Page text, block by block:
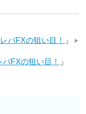
バFXの狙い目！ 」
FXの狙い目！ 」